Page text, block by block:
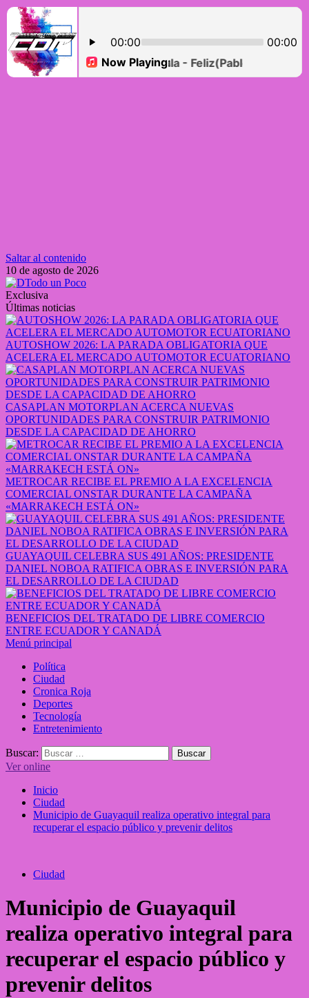
Saltar al contenido
10 de agosto de 2026
Exclusiva
Últimas noticias
AUTOSHOW 2026: LA PARADA OBLIGATORIA QUE
ACELERA EL MERCADO AUTOMOTOR ECUATORIANO
CASAPLAN MOTORPLAN ACERCA NUEVAS
OPORTUNIDADES PARA CONSTRUIR PATRIMONIO
DESDE LA CAPACIDAD DE AHORRO
METROCAR RECIBE EL PREMIO A LA EXCELENCIA
COMERCIAL ONSTAR DURANTE LA CAMPAÑA
«MARRAKECH ESTÁ ON»
GUAYAQUIL CELEBRA SUS 491 AÑOS: PRESIDENTE
DANIEL NOBOA RATIFICA OBRAS E INVERSIÓN PARA
EL DESARROLLO DE LA CIUDAD
BENEFICIOS DEL TRATADO DE LIBRE COMERCIO
ENTRE ECUADOR Y CANADÁ
Menú principal
Política
Ciudad
Cronica Roja
Deportes
Tecnología
Entretenimiento
Buscar:
Ver online
Inicio
Ciudad
Municipio de Guayaquil realiza operativo integral para
recuperar el espacio público y prevenir delitos
Ciudad
Municipio de Guayaquil
realiza operativo integral para
recuperar el espacio público y
prevenir delitos